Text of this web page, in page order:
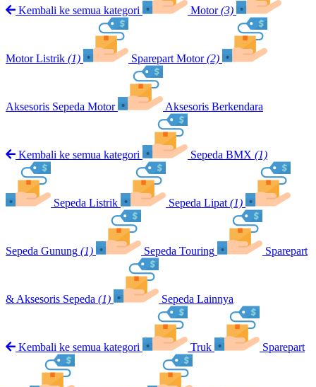
Kembali ke semua kategori Motor (3)
Motor Listrik (1) Sparepart Motor (2)
Aksesoris Sepeda Motor Aksesoris Berkendara
Kembali ke semua kategori Sepeda BMX (1)
Sepeda Listrik Sepeda Lipat (1)
Sepeda Gunung (1) Sepeda Touring Sparepart
& Aksesoris Sepeda (1) Sepeda Lainnya
Kembali ke semua kategori Truk Sparepart